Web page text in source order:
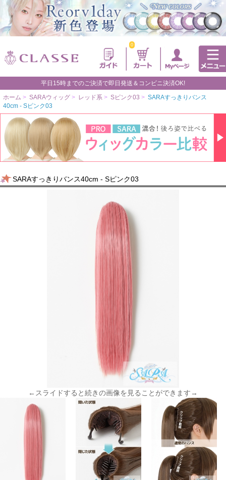
0
平日15時までのご決済で即日発送＆コンビニ決済OK!
ホーム > SARAウィッグ > レッド系 > Sピンク03 > SARAすっきりバンス
40cm - Sピンク03
SARAすっきりバンス40cm - Sピンク03
←スライドすると続きの画像を見ることができます→